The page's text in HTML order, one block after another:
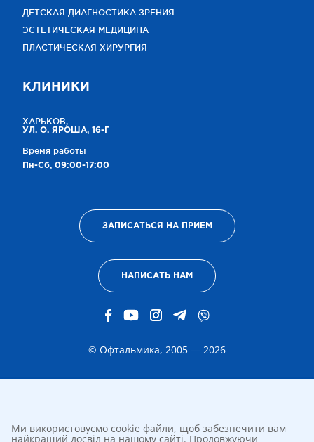
ДЕТСКАЯ ДИАГНОСТИКА ЗРЕНИЯ
ЭСТЕТИЧЕСКАЯ МЕДИЦИНА
ПЛАСТИЧЕСКАЯ ХИРУРГИЯ
КЛИНИКИ
ХАРЬКОВ,
УЛ. О. ЯРОША, 16-Г
Время работы
Пн-Сб, 09:00-17:00
ЗАПИСАТЬСЯ НА ПРИЕМ
НАПИСАТЬ НАМ
© Офтальмика, 2005 — 2026
Ми використовуємо cookie файли, щоб забезпечити вам
найкращий досвід на нашому сайті. Продовжуючи